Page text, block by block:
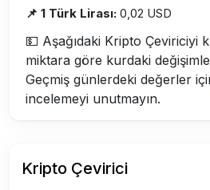
📌 1 Türk Lirası: 0,02 USD
💵 Aşağıdaki Kripto Çeviriciyi
miktara göre kurdaki
Geçmiş günlerdeki değerler
incelemeyi unutmayın.
Kripto Çevirici